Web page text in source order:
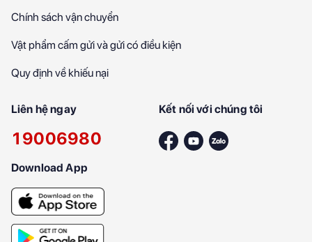
Chính sách vận chuyển
Vật phẩm cấm gửi và gửi có điều kiện
Quy định về khiếu nại
Liên hệ ngay
19006980
Kết nối với chúng tôi
Download App